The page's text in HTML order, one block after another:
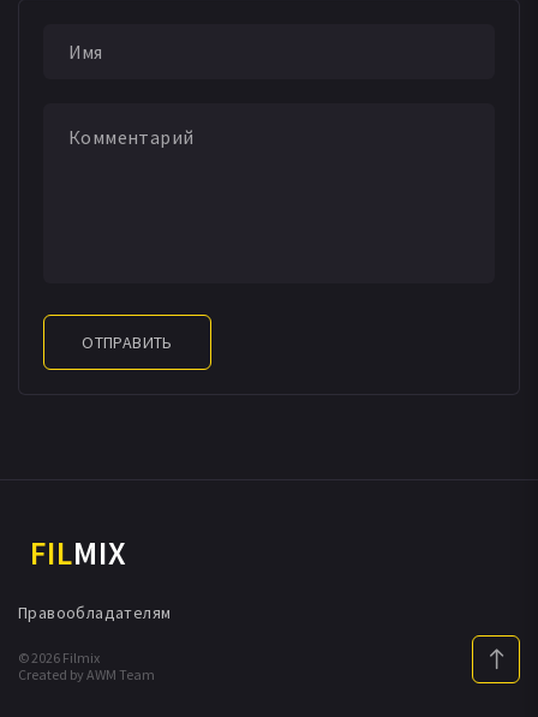
ОТПРАВИТЬ
FILMIX
© 2026 Filmix
Created by AWM Team
Правообладателям